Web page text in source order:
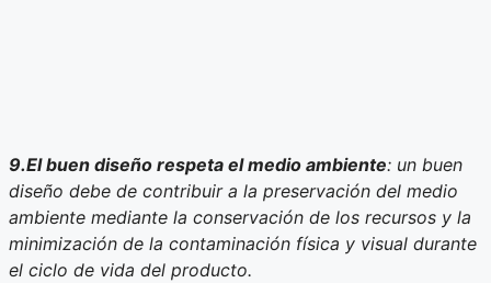
9.El buen diseño respeta el medio ambiente: un buen
diseño debe de contribuir a la preservación del medio
ambiente mediante la conservación de los recursos y la
minimización de la contaminación física y visual durante
el ciclo de vida del producto.